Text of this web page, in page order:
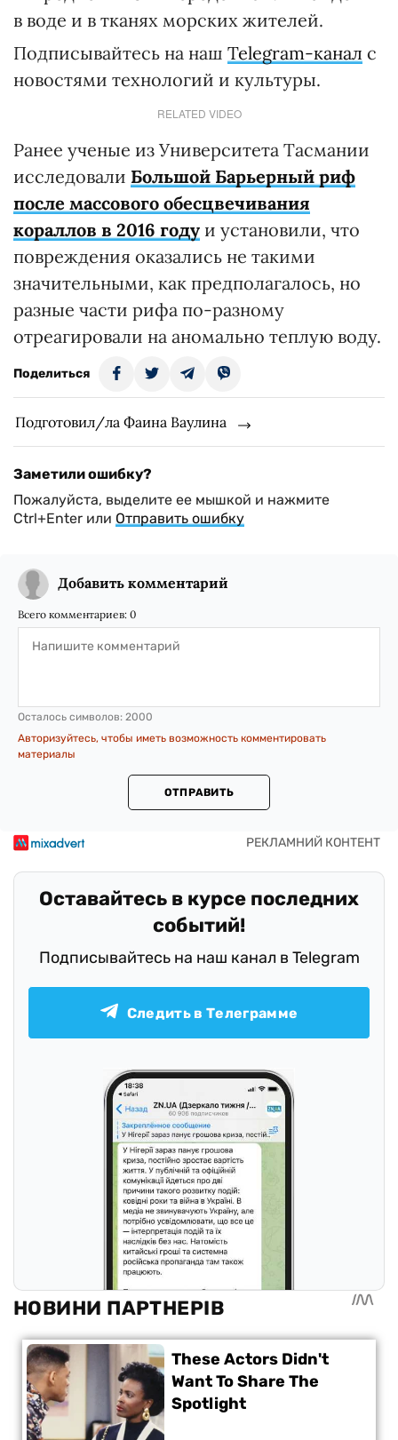
в воде и в тканях морских жителей.
Подписывайтесь на наш Telegram-канал с
новостями технологий и культуры.
RELATED VIDEO
Ранее ученые из Университета Тасмании
исследовали Большой Барьерный риф
после массового обесцвечивания
кораллов в 2016 году и установили, что
повреждения оказались не такими
значительными, как предполагалось, но
разные части рифа по-разному
отреагировали на аномально теплую воду.
Поделиться
Подготовил/ла Фаина Ваулина
Заметили ошибку?
Пожалуйста, выделите ее мышкой и нажмите
Ctrl+Enter или Отправить ошибку
Добавить комментарий
Всего комментариев: 0
Осталось символов: 2000
Авторизуйтесь, чтобы иметь возможность комментировать
материалы
ОТПРАВИТЬ
Оставайтесь в курсе последних
событий!
Подписывайтесь на наш канал в Telegram
Следить в Телеграмме